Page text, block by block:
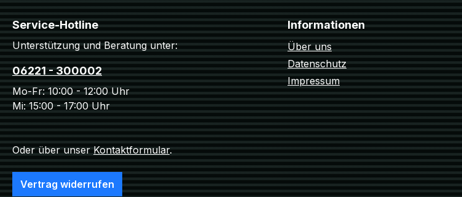
Service-Hotline
Unterstützung und Beratung unter:
06221 - 300002
Mo-Fr: 10:00 - 12:00 Uhr
Mi: 15:00 - 17:00 Uhr
Oder über unserKontaktformular.
Vertrag widerrufen
Informationen
Über uns
Datenschutz
Impressum